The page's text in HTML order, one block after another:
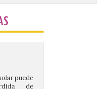
puede
de
en
Hospital
Mahave